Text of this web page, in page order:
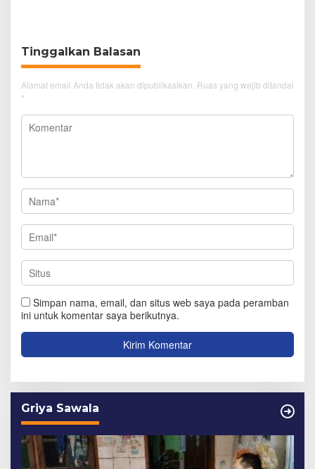
Tinggalkan Balasan
Alamat email Anda tidak akan dipublikasikan. Ruas yang wajib ditandai
*
Simpan nama, email, dan situs web saya pada peramban
ini untuk komentar saya berikutnya.
Griya Sawala